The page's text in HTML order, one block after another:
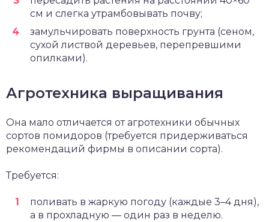
см и слегка утрамбовывать почву;
замульчировать поверхность грунта (сеном,
сухой листвой деревьев, перепревшими
опилками).
Агротехника выращивания
Она мало отличается от агротехники обычных
сортов помидоров (требуется придерживаться
рекомендаций фирмы в описании сорта).
Требуется:
поливать в жаркую погоду (каждые 3–4 дня),
а в прохладную — один раз в неделю.